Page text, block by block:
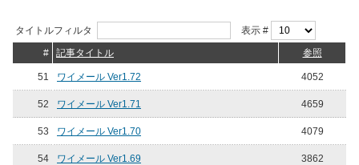
タイトルフィルタ
表示 #
#
記事タイトル 参照
51 ワイメール Ver1.72 4052
52 ワイメール Ver1.71 4659
53 ワイメール Ver1.70 4079
54 ワイメール Ver1.69 3862